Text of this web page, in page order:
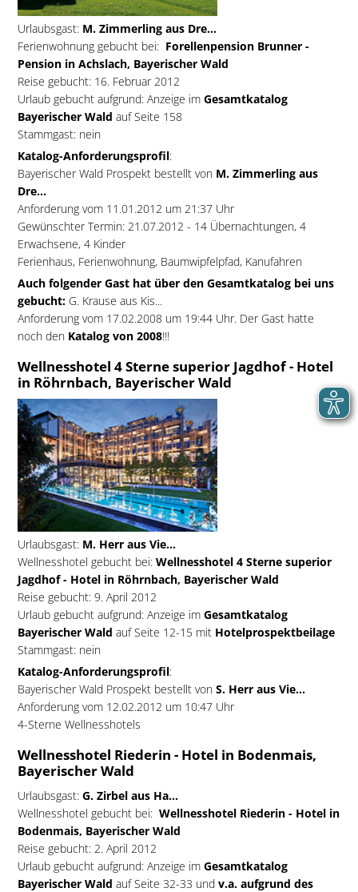
Urlaubsgast:M. Zimmerling aus Dre...
Ferienwohnung gebucht bei:Forellenpension Brunner -
Pension in Achslach, Bayerischer Wald
Reise gebucht: 16. Februar 2012
Urlaub gebucht aufgrund: Anzeige im Gesamtkatalog
Bayerischer Wald auf Seite 158
Stammgast: nein
Katalog-Anforderungsprofil:
Bayerischer Wald Prospekt bestellt von M. Zimmerling aus
Dre...
Anforderung vom 11.01.2012 um 21:37 Uhr
Gewünschter Termin: 21.07.2012 - 14 Übernachtungen, 4
Erwachsene, 4 Kinder
Ferienhaus, Ferienwohnung, Baumwipfelpfad, Kanufahren
Auch folgender Gast hat über den Gesamtkatalog bei uns
gebucht:G. Krause aus Kis...
Anforderung vom 17.02.2008 um 19:44 Uhr. Der Gast hatte
noch den Katalog von 2008!!!
Wellnesshotel 4 Sterne superior Jagdhof - Hotel
in Röhrnbach, Bayerischer Wald
Urlaubsgast:M. Herr aus Vie...
Wellnesshotel gebucht bei:Wellnesshotel 4 Sterne superior
Jagdhof - Hotel in Röhrnbach, Bayerischer Wald
Reise gebucht: 9. April 2012
Urlaub gebucht aufgrund: Anzeige im Gesamtkatalog
Bayerischer Wald auf Seite 12-15 mit Hotelprospektbeilage
Stammgast: nein
Katalog-Anforderungsprofil:
Bayerischer Wald Prospekt bestellt von S. Herr aus Vie...
Anforderung vom 12.02.2012 um 10:47 Uhr
4-Sterne Wellnesshotels
Wellnesshotel Riederin - Hotel in Bodenmais,
Bayerischer Wald
Urlaubsgast:G. Zirbel aus Ha...
Wellnesshotel gebucht bei:Wellnesshotel Riederin - Hotel in
Bodenmais, Bayerischer Wald
Reise gebucht: 2. April 2012
Urlaub gebucht aufgrund: Anzeige im Gesamtkatalog
Bayerischer Wald auf Seite 32-33 und v.a. aufgrund des